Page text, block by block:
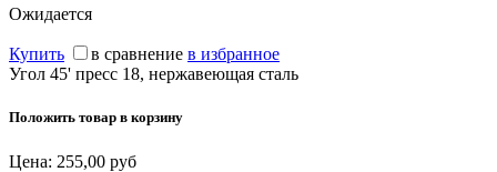
Ожидается
Купить в сравнение в избранное
Угол 45' пресс 18, нержавеющая сталь
Положить товар в корзину
Цена: 255,00 руб